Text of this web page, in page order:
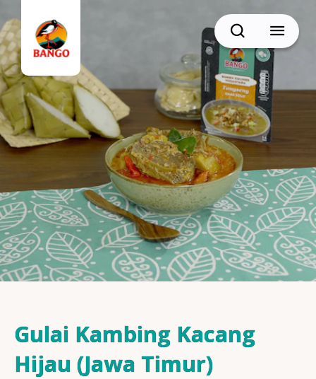
BACK
Resep Sate
Resep Daging
Cari
Gulai Kambing Kacang
Hijau (Jawa Timur)